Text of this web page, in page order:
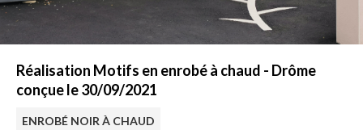
Réalisation Motifs en enrobé à chaud - Drôme
conçue le 30/09/2021
ENROBÉ NOIR À CHAUD